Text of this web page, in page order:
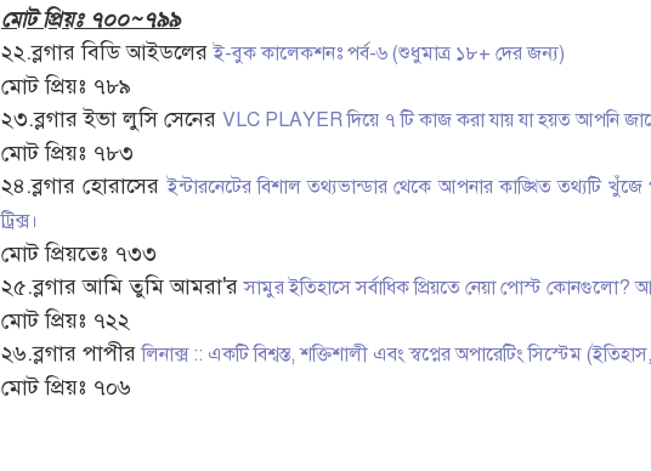
মোট প্রিয়ঃ ৭০০~৭৯৯
২২.ব্লগার বিডি আইডলেরই-বুক কালেকশনঃ পর্ব-৬ (শুধুমাত্র ১৮+ দের জন্য)
মোট প্রিয়ঃ ৭৮৯
২৩.ব্লগার ইভা লুসি সেনের VLC PLAYER দিয়ে ৭ টি কাজ করা যায় যা হয়ত আপনি
মোট প্রিয়ঃ ৭৮৩
২৪.ব্লগার হোরাসেরইন্টারনেটের বিশাল তথ্যভান্ডার থেকে আপনার কাঙ্খিত তথ্যটি
ট্রিক্স।
মোট প্রিয়তেঃ ৭৩৩
২৫.ব্লগার আমি তুমি আমরা'রসামুর ইতিহাসে সর্বাধিক প্রিয়তে নেয়া পোস্ট কোনগুলো?
মোট প্রিয়ঃ ৭২২
২৬.ব্লগার পাপীরলিনাক্স :: একটি বিশ্বস্ত, শক্তিশালী এবং স্বপ্নের অপারেটিং সিস্টেম
মোট প্রিয়ঃ ৭০৬